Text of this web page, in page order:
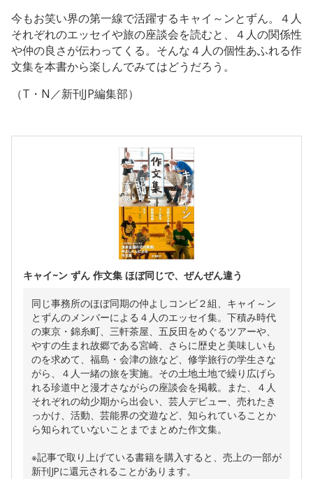
今もお笑い界の第一線で活躍するキャイ～ンとずん。４人
それぞれのエッセイや旅の座談会を読むと、４人の関係性
や仲の良さが伝わってくる。そんな４人の個性あふれる作
文集を本書から楽しんでみてはどうだろう。
（T・N／新刊JP編集部）
キャイ~ン ずん 作文集 ほぼ同じで、ぜんぜん違う
同じ事務所のほぼ同期の仲よしコンビ２組、キャイ～ン
とずんのメンバーによる４人のエッセイ集。下積み時代
の東京・錦糸町、三軒茶屋、五反田をめぐるツアーや、
やすの生まれ故郷である宮崎、さらに歴史と美味しいも
のを求めて、福島・会津の旅など、修学旅行の学生さな
がら、４人一緒の旅を実施。その土地土地で繰り広げら
れる珍道中と漫才さながらの座談会を掲載。また、４人
それぞれの幼少期から出会い、芸人デビュー、売れたき
っかけ、活動、芸能界の交遊など、知られていることか
ら知られていないことまでまとめた作文集。
※記事で取り上げている書籍を購入すると、売上の一部が
新刊JPに還元されることがあります。